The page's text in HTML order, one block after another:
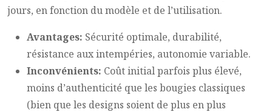
jours, en fonction du modèle et de l’utilisation.
Avantages: Sécurité optimale, durabilité,
résistance aux intempéries, autonomie variable.
Inconvénients: Coût initial parfois plus élevé,
moins d’authenticité que les bougies classiques
(bien que les designs soient de plus en plus